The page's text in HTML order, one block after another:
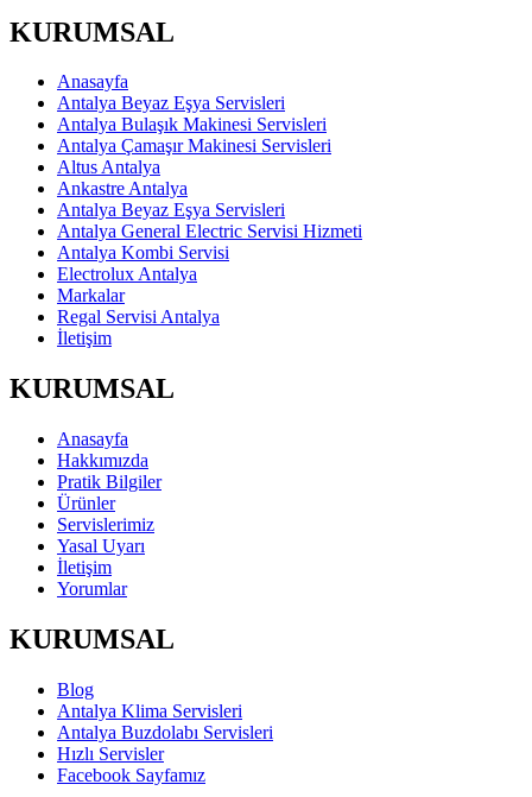
KURUMSAL
Anasayfa
Antalya Beyaz Eşya Servisleri
Antalya Bulaşık Makinesi Servisleri
Antalya Çamaşır Makinesi Servisleri
Altus Antalya
Ankastre Antalya
Antalya Beyaz Eşya Servisleri
Antalya General Electric Servisi Hizmeti
Antalya Kombi Servisi
Electrolux Antalya
Markalar
Regal Servisi Antalya
İletişim
KURUMSAL
Anasayfa
Hakkımızda
Pratik Bilgiler
Ürünler
Servislerimiz
Yasal Uyarı
İletişim
Yorumlar
KURUMSAL
Blog
Antalya Klima Servisleri
Antalya Buzdolabı Servisleri
Hızlı Servisler
Facebook Sayfamız